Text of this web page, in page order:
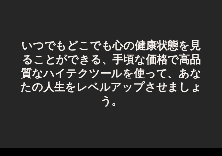
いつでもどこでも心の健康状態を見
ることができる、手頃な価格で高品
質なハイテクツールを使って、あな
たの人生をレベルアップさせましょ
う。